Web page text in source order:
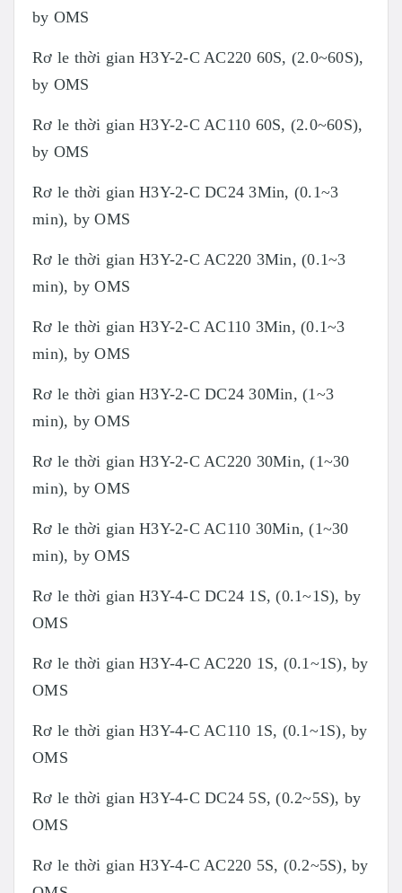
by OMS
Rơ le thời gian H3Y-2-C AC220 60S, (2.0~60S),
by OMS
Rơ le thời gian H3Y-2-C AC110 60S, (2.0~60S),
by OMS
Rơ le thời gian H3Y-2-C DC24 3Min, (0.1~3
min), by OMS
Rơ le thời gian H3Y-2-C AC220 3Min, (0.1~3
min), by OMS
Rơ le thời gian H3Y-2-C AC110 3Min, (0.1~3
min), by OMS
Rơ le thời gian H3Y-2-C DC24 30Min, (1~3
min), by OMS
Rơ le thời gian H3Y-2-C AC220 30Min, (1~30
min), by OMS
Rơ le thời gian H3Y-2-C AC110 30Min, (1~30
min), by OMS
Rơ le thời gian H3Y-4-C DC24 1S, (0.1~1S), by
OMS
Rơ le thời gian H3Y-4-C AC220 1S, (0.1~1S), by
OMS
Rơ le thời gian H3Y-4-C AC110 1S, (0.1~1S), by
OMS
Rơ le thời gian H3Y-4-C DC24 5S, (0.2~5S), by
OMS
Rơ le thời gian H3Y-4-C AC220 5S, (0.2~5S), by